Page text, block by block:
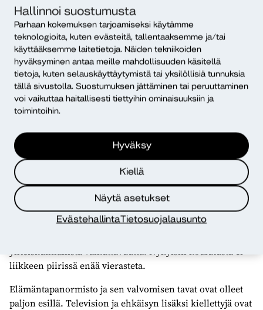
Hallinnoi suostumusta
Parhaan kokemuksen tarjoamiseksi käytämme
teknologioita, kuten evästeitä, tallentaaksemme ja/tai
käyttääksemme laitetietoja. Näiden tekniikoiden
hyväksyminen antaa meille mahdollisuuden käsitellä
tietoja, kuten selauskäyttäytymistä tai yksilöllisiä tunnuksia
tällä sivustolla. Suostumuksen jättäminen tai peruuttaminen
voi vaikuttaa haitallisesti tiettyihin ominaisuuksiin ja
toimintoihin.
Hyväksy
Kiellä
Näytä asetukset
EvästehallintaTietosuojalausunto
irtosi vuonna 1934Rauhan Sanan
hajottaa liikettä väitettyyn ”eriseuraan”. Moite kohdistui
puhujamatkoihin, joilla oli yritetty pitää Amerikan
lestadiolaisuus samassa liikkeessä.
Toisen maailmansodan jälkeen 1950-luvun lopulla
liikkeestä erotettiin 60 liikkeen pappia ja heidän
perheenjäseniään ja ystäviään. Liike ei halunnut
keskustella oppinsa linjaamisesta enemmän luterilaiseen
suuntaan. Kaikkiaan noin 3000 henkeä erotettiin. He
muodostivat
Elämän Sananryhmän.
Vanhoillislestadiolaisia on arvioitu olevan noin 115 000,
esikoisia 12 000, rauhansanalaisia eli ”pikkuesikoisia”
Suomessa noin 10 000 ja uusheräykseen lukeutuvia
samoin noin 10 000. Kaikkiaan liikkeen on sanottu
jakautuneen 18 osaryhmään, joista jotkut ovat pieniä.
yhteiskunnallista vaikuttavuutta. Nykyisin koulutusta ei
liikkeen piirissä enää vierasteta.
Elämäntapanormisto ja sen valvomisen tavat ovat olleet
paljon esillä. Television ja ehkäisyn lisäksi kiellettyjä ovat